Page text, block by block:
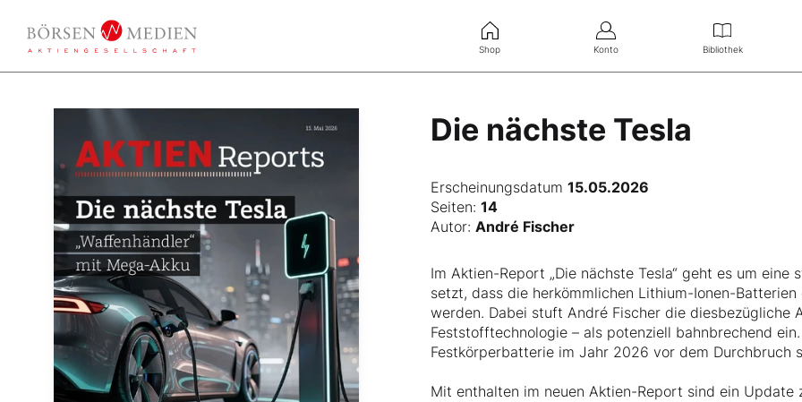
Shop Konto Bibliothek
Die nächste Tesla
Erscheinungsdatum15.05.2026
Seiten:14
Autor:André Fischer
Im Aktien-Report „Die nächste Tesla“ geht es um
setzt, dass die herkömmlichen Lithium-Ionen-
werden. Dabei stuft André Fischer die diesbezügliche
Feststofftechnologie – als potenziell bahnbrechend
Festkörperbatterie im Jahr 2026 vor dem Durchbruch
Mit enthalten im neuen Aktien-Report sind ein Update